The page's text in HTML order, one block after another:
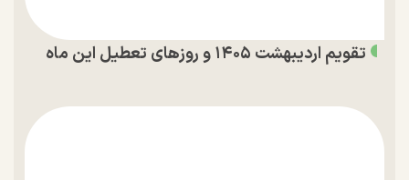
تقویم اردیبهشت ۱۴۰۵ و روز‌های تعطیل این ماه